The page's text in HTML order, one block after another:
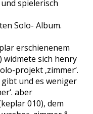
spielerisch
Solo- Album.
erschienenem
widmete sich henry
projekt ‚zimmer‘.
und es weniger
aber
010), dem